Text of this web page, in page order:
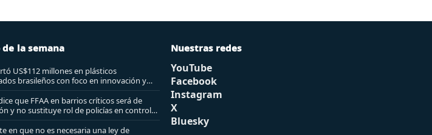
la semana
US$112 millones en plásticos
brasileños con foco en innovación y
que FFAA en barrios críticos será de
y no sustituye rol de policías en control
en que no es necesaria una ley de
Nuestras redes
YouTube
Facebook
Instagram
X
Bluesky